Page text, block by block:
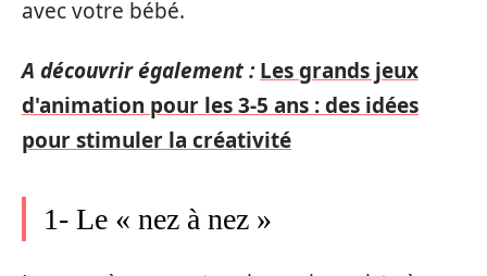
avec votre bébé.
A découvrir également : Les grands jeux
d'animation pour les 3-5 ans : des idées
pour stimuler la créativité
1- Le « nez à nez »